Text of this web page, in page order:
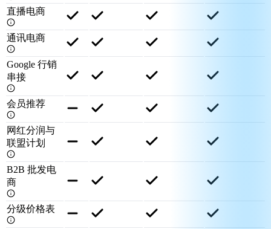
直播电商
通讯电商
Google 行销
串接
会员推荐
网红分润与
联盟计划
B2B 批发电
商
分级价格表